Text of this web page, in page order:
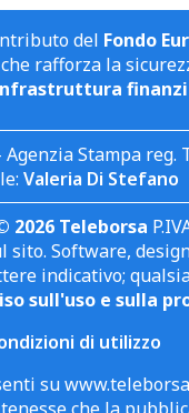
del Fondo
rafforza la
Agenzia Stampa
Valeria Di Stefano
2026 Teleborsa
sito. Software,
indicativo;
sull'uso e sulla
di utilizzo
su